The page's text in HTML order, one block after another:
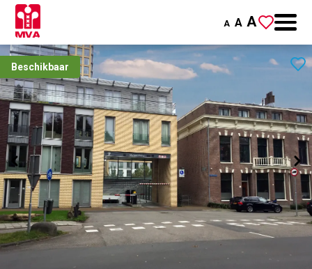
A A A
Beschikbaar